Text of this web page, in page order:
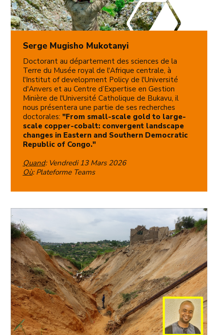
Serge Mugisho Mukotanyi
Doctorant au département des sciences de la
Terre du Musée royal de l'Afrique centrale, à
l'Institut of development Policy de l'Université
d'Anvers et au Centre d’Expertise en Gestion
Minière de l'Université Catholique de Bukavu, il
nous présentera une partie de ses recherches
doctorales: "From small-scale gold to large-
scale copper-cobalt: convergent landscape
changes in Eastern and Southern Democratic
Republic of Congo."
Quand: Vendredi 13 Mars 2026
Où: Plateforme Teams